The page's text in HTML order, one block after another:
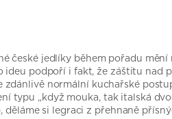
české jedlíky během pořadu
podpoří i fakt, že záštitu nad
normální kuchařské
typu „když mouka, tak italská
si legraci z přehnaně